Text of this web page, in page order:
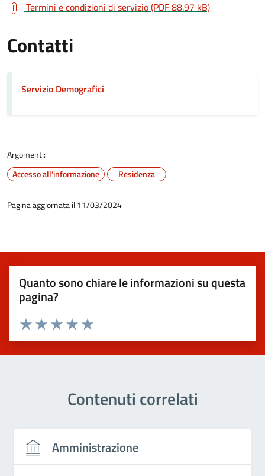
Termini e condizioni di servizio (PDF 88.97 kB)
Contatti
Servizio Demografici
Argomenti:
Accesso all'informazione
Residenza
Pagina aggiornata il 11/03/2024
Quanto sono chiare le informazioni su questa
pagina?
Valuta 5 stelle su 5
Valuta 4 stelle su 5
Valuta 3 stelle su 5
Valuta 2 stelle su 5
Valuta 1 stelle su 5
Contenuti correlati
Amministrazione